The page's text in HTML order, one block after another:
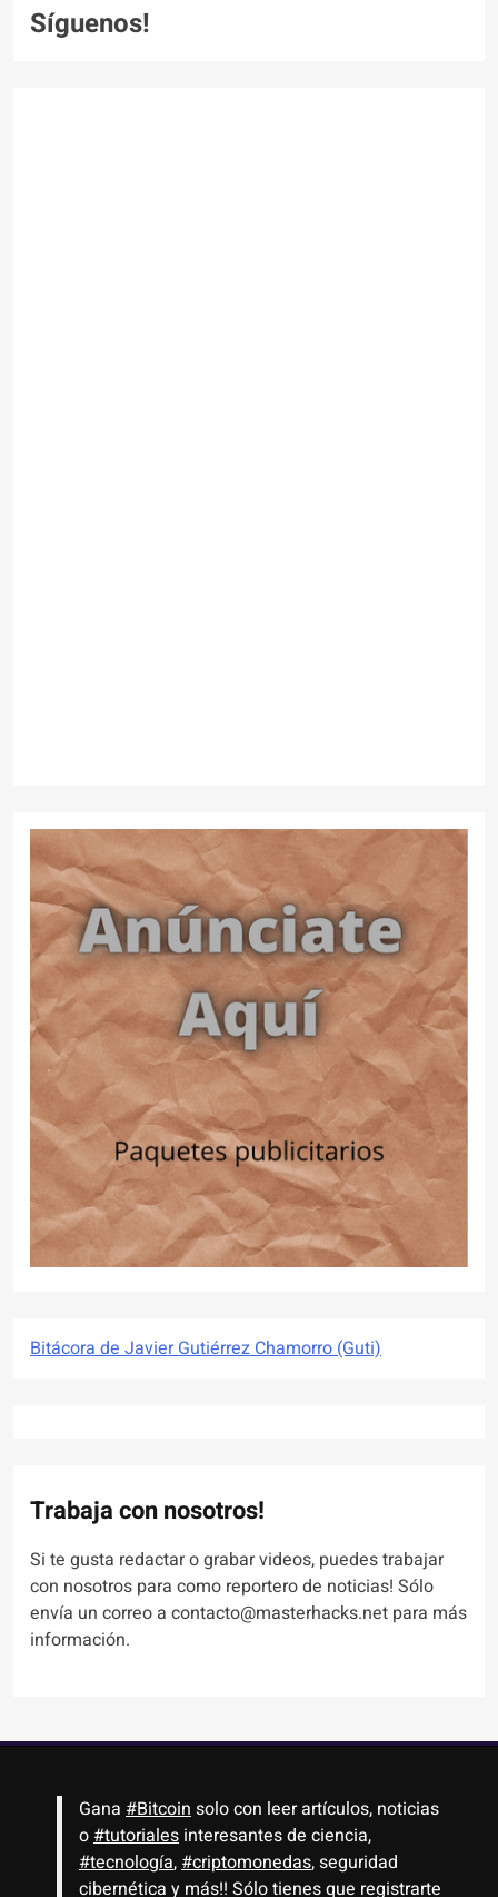
Síguenos!
Bitácora de Javier Gutiérrez Chamorro (Guti)
Trabaja con nosotros!
Si te gusta redactar o grabar videos, puedes trabajar
con nosotros para como reportero de noticias! Sólo
envía un correo a contacto@masterhacks.net para más
información.
Gana #Bitcoin solo con leer artículos, noticias
o #tutoriales interesantes de ciencia,
#tecnología, #criptomonedas, seguridad
cibernética y más!! Sólo tienes que registrarte